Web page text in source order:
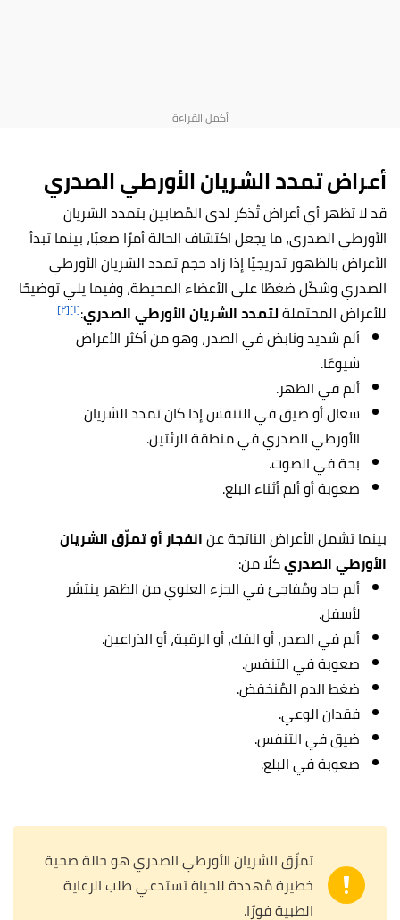
أعراض تمدد الشريان الأورطي الصدري
قد لا تظهر أي أعراض تُذكر لدى المُصابين بتمدد الشريان
الأورطي الصدري، ما يجعل اكتشاف الحالة أمرًا صعبًا، بينما تبدأ
الأعراض بالظهور تدريجيًا إذا زاد حجم تمدد الشريان الأورطي
الصدري وشكّل ضغطًا على الأعضاء المحيطة، وفيما يلي توضيحًا
للأعراض المحتملةلتمدد الشريان الأورطي الصدري:[١] [٢]
ألم شديد ونابض في الصدر، وهو من أكثر الأعراض
شيوعًا.
ألم في الظهر.
سعال أو ضيق في التنفس إذا كان تمدد الشريان
الأورطي الصدري في منطقة الرئتين.
بحة في الصوت.
صعوبة أو ألم أثناء البلع.
بينما تشمل الأعراض الناتجة عنانفجار أو تمزّق الشريان
الأورطي الصدريكلًا من:
ألم حاد ومُفاجئ في الجزء العلوي من الظهر ينتشر
لأسفل.
ألم في الصدر، أو الفك، أو الرقبة، أو الذراعين.
صعوبة في التنفس.
ضغط الدم المُنخفض.
فقدان الوعي.
ضيق في التنفس.
صعوبة في البلع.
تمزّق الشريان الأورطي الصدري هو حالة صحية
خطيرة مُهددة للحياة تستدعي طلب الرعاية
الطبية فورًا.